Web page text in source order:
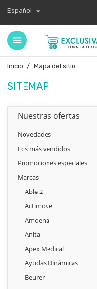
Español 
Inicio Mapa del sitio
SITEMAP
Nuestras ofertas
Novedades
Los más vendidos
Promociones especiales
Marcas
Able 2
Actimove
Amoena
Anita
Apex Medical
Ayudas Dinámicas
Beurer